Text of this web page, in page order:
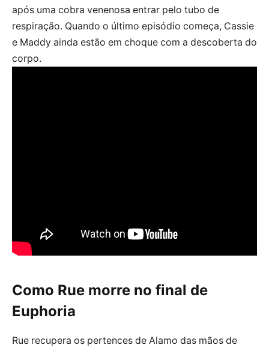
após uma cobra venenosa entrar pelo tubo de
respiração. Quando o último episódio começa, Cassie
e Maddy ainda estão em choque com a descoberta do
corpo.
Como Rue morre no final de
Euphoria
Rue recupera os pertences de Alamo das mãos de